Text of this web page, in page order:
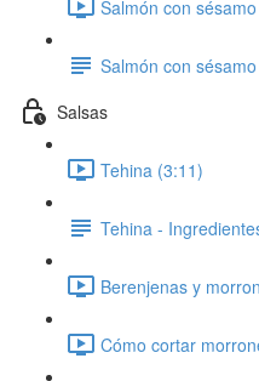
Salmón con
Salmón con
Salsas
Tehina (3:11)
Tehina -
Berenjenas y
Cómo cortar